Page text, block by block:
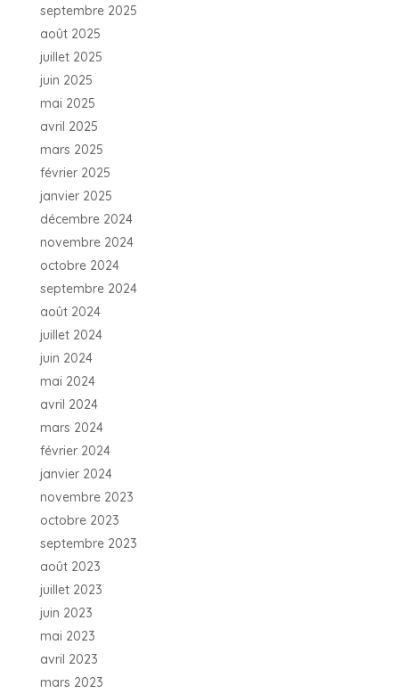
septembre 2025
août 2025
juillet 2025
juin 2025
mai 2025
avril 2025
mars 2025
février 2025
janvier 2025
décembre 2024
novembre 2024
octobre 2024
septembre 2024
août 2024
juillet 2024
juin 2024
mai 2024
avril 2024
mars 2024
février 2024
janvier 2024
novembre 2023
octobre 2023
septembre 2023
août 2023
juillet 2023
juin 2023
mai 2023
avril 2023
mars 2023